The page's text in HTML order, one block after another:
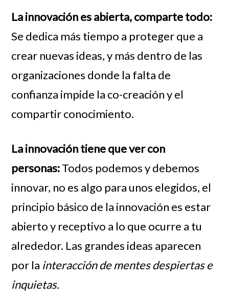
La innovación es abierta, comparte todo:
Se dedica más tiempo a proteger que a
crear nuevas ideas, y más dentro de las
organizaciones donde la falta de
confianza impide la co-creación y el
compartir conocimiento.
La innovación tiene que ver con
personas:Todos podemos y debemos
innovar, no es algo para unos elegidos, el
principio básico de la innovación es estar
abierto y receptivo a lo que ocurre a tu
alrededor. Las grandes ideas aparecen
por la interacción de mentes despiertas e
inquietas.